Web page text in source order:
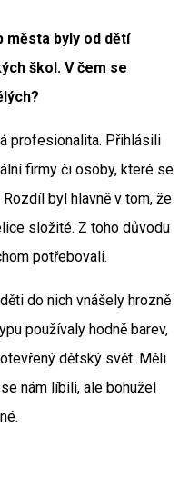
města byly od dětí
škol. V čem se
profesionalita. Přihlásili
firmy či osoby, které se
byl hlavně v tom, že
složité. Z toho důvodu
potřebovali.
do nich vnášely hrozně
používaly hodně barev,
dětský svět. Měli
nám líbili, ale bohužel